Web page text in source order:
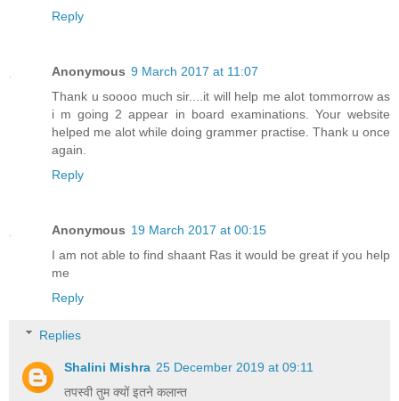
Reply
Anonymous 9 March 2017 at 11:07
Thank u soooo much sir....it will help me alot tommorrow as
i m going 2 appear in board examinations. Your website
helped me alot while doing grammer practise. Thank u once
again.
Reply
Anonymous 19 March 2017 at 00:15
I am not able to find shaant Ras it would be great if you help
me
Reply
Replies
Shalini Mishra 25 December 2019 at 09:11
तपस्वी तुम क्यों इतने कलान्त